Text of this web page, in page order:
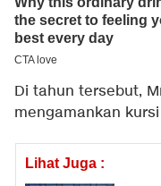
Di tahun tersebut,
mengamankan
Lihat Juga :